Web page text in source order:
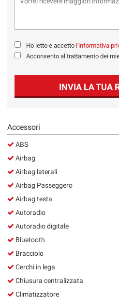
Ho letto e accetto l'informativa
Acconsento al trattamento dei
INVIA LA TUA
Accessori
ABS
Airbag
Airbag laterali
Airbag Passeggero
Airbag testa
Autoradio
Autoradio digitale
Bluetooth
Bracciolo
Cerchi in lega
Chiusura centralizzata
Climatizzatore